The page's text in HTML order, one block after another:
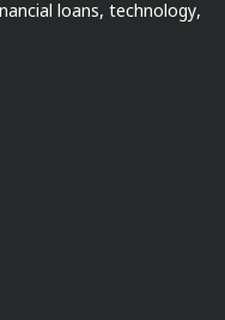
loans, technology,